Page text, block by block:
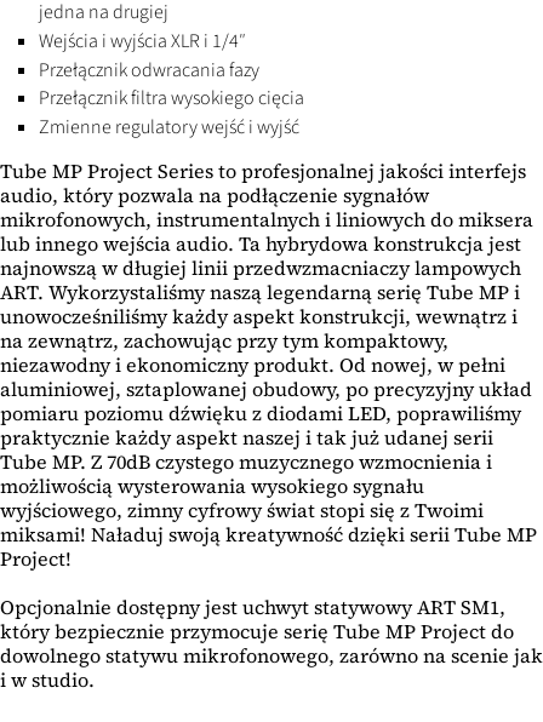
jedna na drugiej
Wejścia i wyjścia XLR i 1/4″
Przełącznik odwracania fazy
Przełącznik filtra wysokiego cięcia
Zmienne regulatory wejść i wyjść
Tube MP Project Series to profesjonalnej jakości interfejs
audio, który pozwala na podłączenie sygnałów
mikrofonowych, instrumentalnych i liniowych do miksera
lub innego wejścia audio. Ta hybrydowa konstrukcja jest
najnowszą w długiej linii przedwzmacniaczy lampowych
ART. Wykorzystaliśmy naszą legendarną serię Tube MP i
unowocześniliśmy każdy aspekt konstrukcji, wewnątrz i
na zewnątrz, zachowując przy tym kompaktowy,
niezawodny i ekonomiczny produkt. Od nowej, w pełni
aluminiowej, sztaplowanej obudowy, po precyzyjny układ
pomiaru poziomu dźwięku z diodami LED, poprawiliśmy
praktycznie każdy aspekt naszej i tak już udanej serii
Tube MP. Z 70dB czystego muzycznego wzmocnienia i
możliwością wysterowania wysokiego sygnału
wyjściowego, zimny cyfrowy świat stopi się z Twoimi
miksami! Naładuj swoją kreatywność dzięki serii Tube MP
Project!
Opcjonalnie dostępny jest uchwyt statywowy ART SM1,
który bezpiecznie przymocuje serię Tube MP Project do
dowolnego statywu mikrofonowego, zarówno na scenie jak
i w studio.